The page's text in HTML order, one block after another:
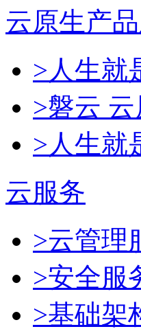
云原生产
>人生就
>磐云 云
>人生就
云服务
>云管理
>安全服
>基础架